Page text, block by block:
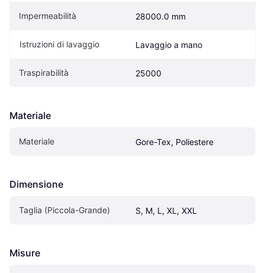
Impermeabilità 28000.0 mm
Istruzioni di lavaggio Lavaggio a mano
Traspirabilità 25000
Materiale
Materiale Gore-Tex, Poliestere
Dimensione
Taglia (Piccola-Grande) S, M, L, XL, XXL
Misure